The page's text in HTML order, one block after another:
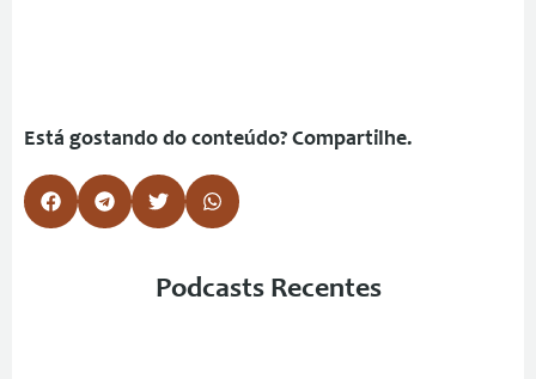
Está gostando do conteúdo? Compartilhe.
Podcasts Recentes